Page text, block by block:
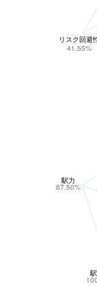
リスク回避
41.55%
駅力
67.50%